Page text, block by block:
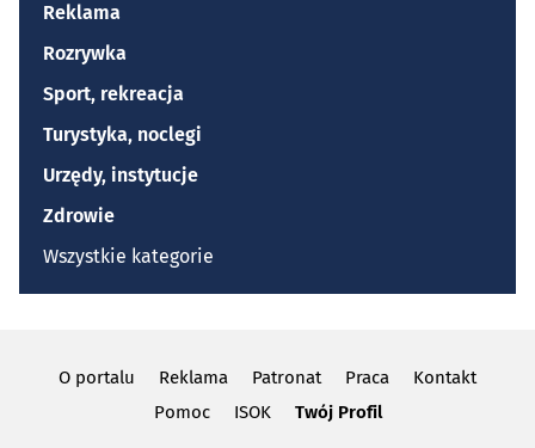
Reklama
Rozrywka
Sport, rekreacja
Turystyka, noclegi
Urzędy, instytucje
Zdrowie
Wszystkie kategorie
O portalu Reklama Patronat Praca
Kontakt
Pomoc
ISOK Twój Profil